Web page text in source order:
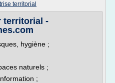
territorial
territorial -
hygiène ;
naturels ;
;